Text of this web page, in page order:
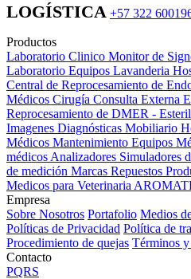
LOGÍSTICA +57 322
Productos
Laboratorio Clinico Monitor de
Laboratorio Equipos Lavanderia
Central de Reprocesamiento de
Médicos Cirugía Consulta Externa
Reprocesamiento de DMER -
Imagenes Diagnósticas Mobiliario
Médicos Mantenimiento Equipos
médicos Analizadores Simuladores
de medición Marcas Repuestos
Medicos para Veterinaria
Empresa
Sobre Nosotros Portafolio Medios
Políticas de Privacidad Política de
Procedimiento de quejas Términos
Contacto
PQRS